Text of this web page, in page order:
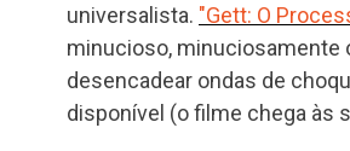
universalista. "Gett: O
minucioso, minuciosamente
desencadear ondas de
disponível (o filme chega às